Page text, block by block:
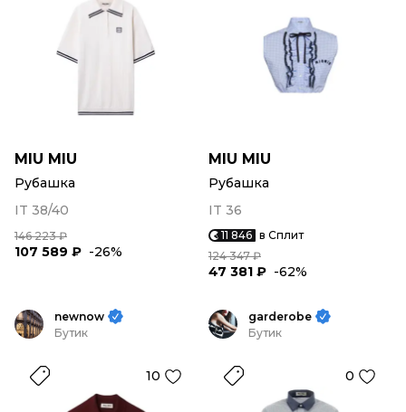
MIU MIU
Рубашка
IT 38/40
146 223 ₽
107 589 ₽ -26%
MIU MIU
Рубашка
IT 36
11 846 в Сплит
124 347 ₽
47 381 ₽ -62%
newnow
Бутик
10
garderobe
Бутик
0